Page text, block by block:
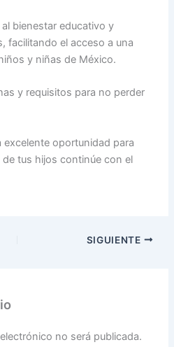
bienestar educativo y
facilitando el acceso a una
y niñas de México.
y requisitos para no perder
excelente oportunidad para
tus hijos continúe con el
SIGUIENTE
no será publicada.